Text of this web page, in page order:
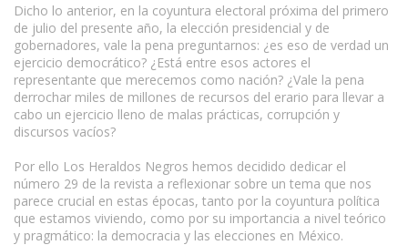
Dicho lo anterior, en la coyuntura electoral próxima del primero
de julio del presente año, la elección presidencial y de
gobernadores, vale la pena preguntarnos: ¿es eso de verdad un
ejercicio democrático? ¿Está entre esos actores el
representante que merecemos como nación? ¿Vale la pena
derrochar miles de millones de recursos del erario para llevar a
cabo un ejercicio lleno de malas prácticas, corrupción y
discursos vacíos?
Por ello Los Heraldos Negros hemos decidido dedicar el
número 29 de la revista a reflexionar sobre un tema que nos
parece crucial en estas épocas, tanto por la coyuntura política
que estamos viviendo, como por su importancia a nivel teórico
y pragmático: la democracia y las elecciones en México.